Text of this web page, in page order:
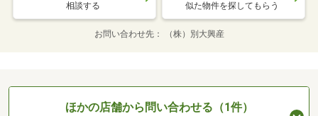
相談する 似た物件を探してもらう
お問い合わせ先 （株）別大興産
ほかの店舗から問い合わせる（1件）